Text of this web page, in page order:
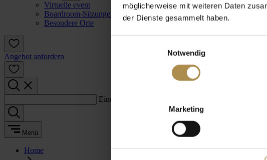
möglicherweise mit weiteren Daten
der Dienste gesammelt haben.
Notwendig
Marketing
Virtuelle event
Boardroom-Sitzungen
Besondere Orte
Angebot anfordern
Einen Suchbegriff eingeben:
Menü
Home